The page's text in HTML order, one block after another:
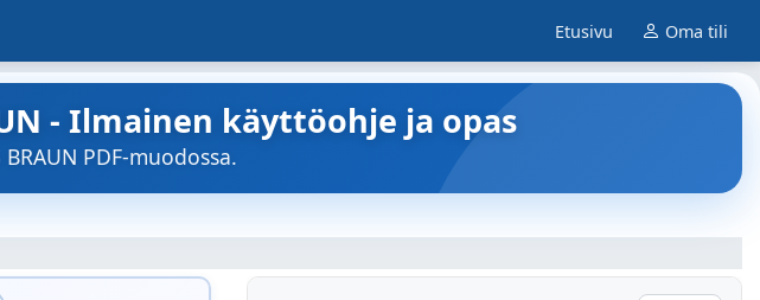
Etusivu Oma tili
- Ilmainen käyttöohje ja opas
PDF-muodossa.